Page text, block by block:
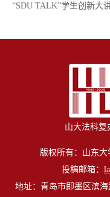
“SDU TALK”学生创新大
山大法科复
版权所有：山东大
投稿邮箱：
地址：青岛市即墨区滨